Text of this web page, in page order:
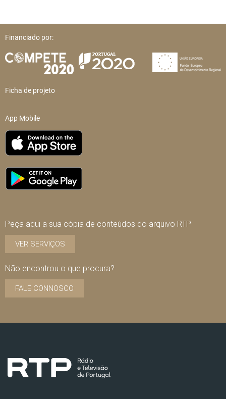
Financiado por:
Ficha de projeto
App Mobile
Peça aqui a sua cópia de conteúdos do arquivo RTP
VER SERVIÇOS
Não encontrou o que procura?
FALE CONNOSCO